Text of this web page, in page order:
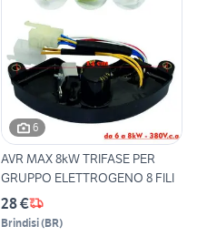
6
AVR MAX 8kW TRIFASE PER
GRUPPO ELETTROGENO 8 FILI
28 €
Brindisi(BR)